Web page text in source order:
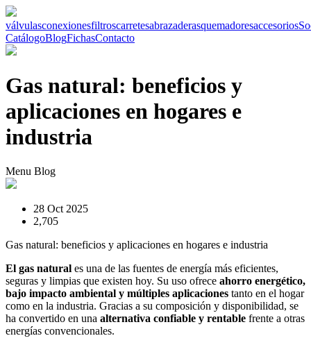
válvulasconexionesfiltroscarretesabrazaderasquemadoresaccesorios
CatálogoBlogFichasContacto
Gas natural: beneficios y
aplicaciones en hogares e
industria
Menu Blog
28 Oct 2025
2,705
Gas natural: beneficios y aplicaciones en hogares e industria
El gas natural es una de las fuentes de energía más eficientes,
seguras y limpias que existen hoy. Su uso ofrece ahorro energético,
bajo impacto ambiental y múltiples aplicaciones tanto en el hogar
como en la industria. Gracias a su composición y disponibilidad, se
ha convertido en una alternativa confiable y rentable frente a otras
energías convencionales.